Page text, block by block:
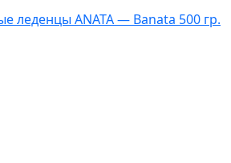
леденцы ANATA — Banata 500 гр.